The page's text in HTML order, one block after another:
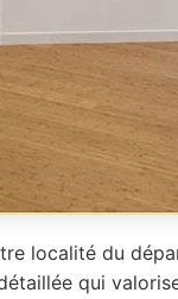
localité du
qui